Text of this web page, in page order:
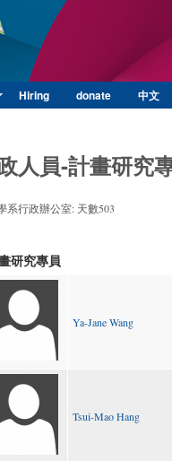
Hiring donate 中文
人員-計畫研究
系行政辦公室: 天數503
研究專員
Ya-Jane Wang
Tsui-Mao Hang